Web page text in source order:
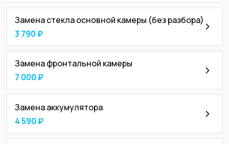
Замена стекла основной камеры (без разбора)
3 790 ₽
Замена фронтальной камеры
7 000 ₽
Замена аккумулятора
4 590 ₽